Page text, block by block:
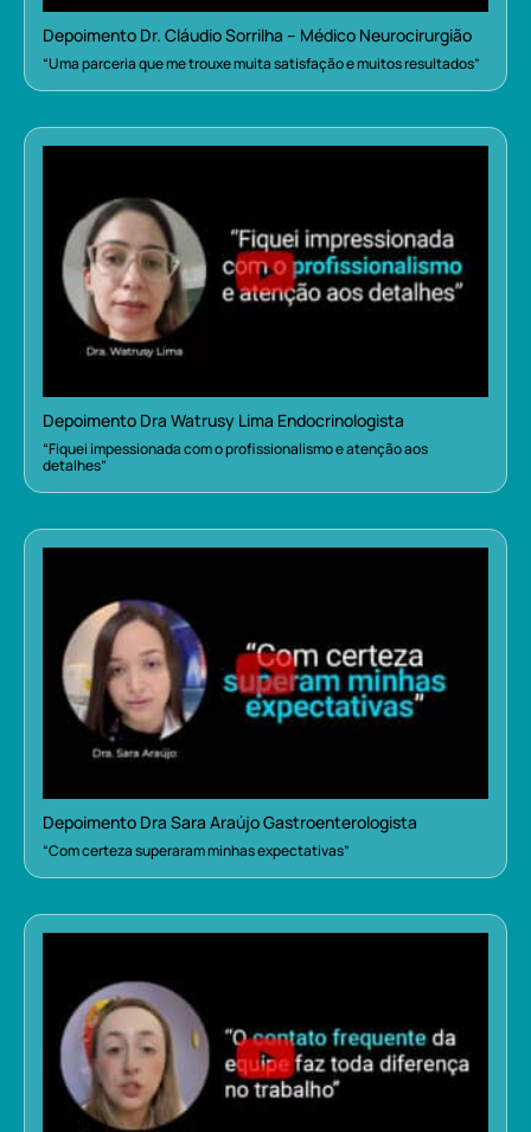
Depoimento Dr. Cláudio Sorrilha – Médico Neurocirurgião
“Uma parceria que me trouxe muita satisfação e muitos resultados”
Depoimento Dra Watrusy Lima Endocrinologista
“Fiquei impessionada com o profissionalismo e atenção aos
detalhes”
Depoimento Dra Sara Araújo Gastroenterologista
“Com certeza superaram minhas expectativas”